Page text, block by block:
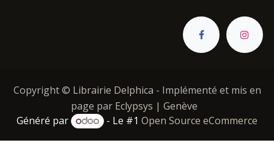
Copyright © Librairie Delphica - Implémenté et mis en
page par Eclypsys | Genève
Généré par
- Le #1Open Source eCommerce